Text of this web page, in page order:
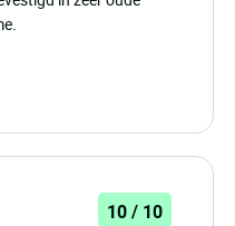
10 / 10